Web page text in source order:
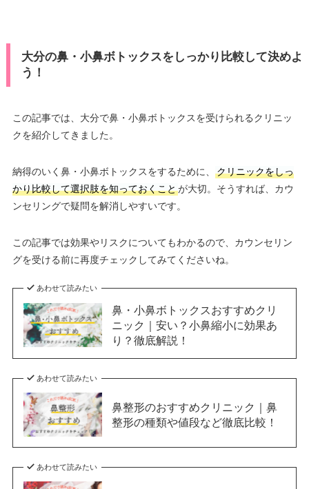
大分の鼻・小鼻ボトックスをしっかり比較して決めよ
う！
この記事では、大分で鼻・小鼻ボトックスを受けられるクリニッ
クを紹介してきました。
納得のいく鼻・小鼻ボトックスをするために、
クリニックをしっ
かり比較して選択肢を知っておくことが大切。そうすれば、カウ
ンセリングで疑問を解消しやすいです。
この記事では効果やリスクについてもわかるので、カウンセリン
グを受ける前に再度チェックしてみてくださいね。
あわせて読みたい
鼻・小鼻ボトックスおすすめクリ
ニック｜安い？小鼻縮小に効果あ
り？徹底解説！
あわせて読みたい
鼻整形のおすすめクリニック｜鼻
整形の種類や値段など徹底比較！
あわせて読みたい